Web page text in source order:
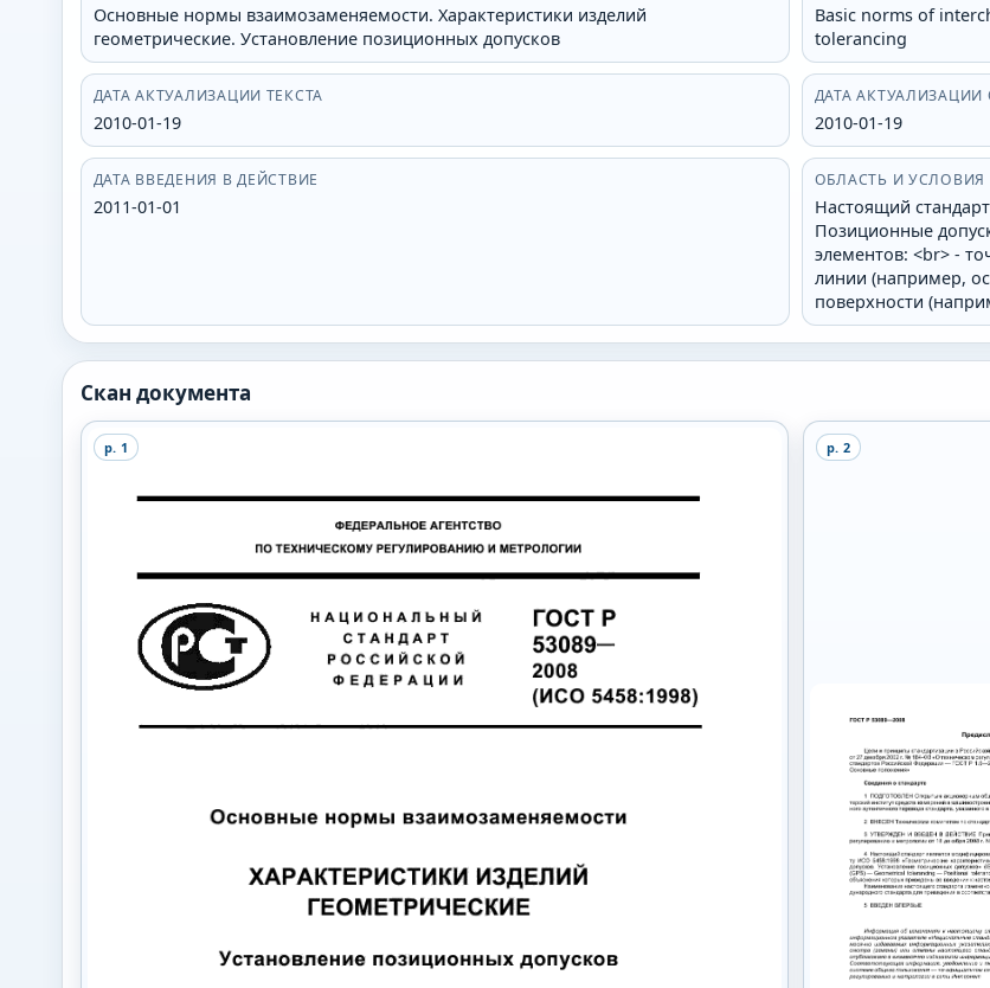
Основные нормы взаимозаменяемости. Характеристики изделий
геометрические. Установление позиционных допусков
Basic norms of
tolerancing
ДАТА АКТУАЛИЗАЦИИ ТЕКСТА
2010-01-19
ДАТА
2010-01-19
ДАТА ВВЕДЕНИЯ В ДЕЙСТВИЕ
2011-01-01
ОБЛАСТЬ И
Настоящий
Позиционные
элементов: <br> -
линии (например,
поверхности
Скан документа
p. 1 p. 2